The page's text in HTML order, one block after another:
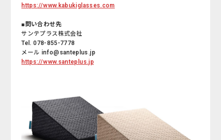
https://www.kabukiglasses.com
■問い合わせ先
サンテプラス株式会社
Tel. 078-855-7778
メール info@santeplus.jp
https://www.santeplus.jp